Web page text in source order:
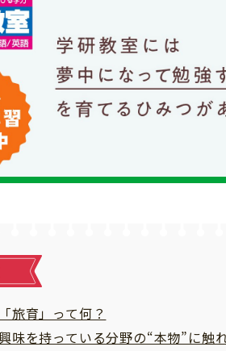
旅育」って何？
味を持っている分野の“本物”に触